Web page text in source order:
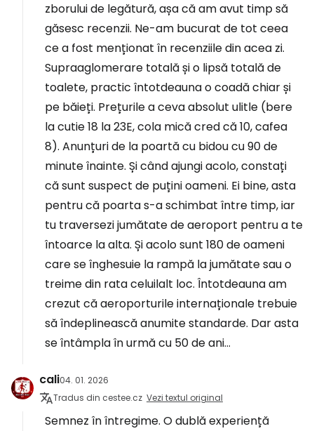
zborului de legătură, așa că am avut timp să
găsesc recenzii. Ne-am bucurat de tot ceea
ce a fost menționat în recenziile din acea zi.
Supraaglomerare totală și o lipsă totală de
toalete, practic întotdeauna o coadă chiar și
pe băieți. Prețurile a ceva absolut ulitle (bere
la cutie 18 la 23E, cola mică cred că 10, cafea
8). Anunțuri de la poartă cu bidou cu 90 de
minute înainte. Și când ajungi acolo, constați
că sunt suspect de puțini oameni. Ei bine, asta
pentru că poarta s-a schimbat între timp, iar
tu traversezi jumătate de aeroport pentru a te
întoarce la alta. Și acolo sunt 180 de oameni
care se înghesuie la rampă la jumătate sau o
treime din rata celuilalt loc. Întotdeauna am
crezut că aeroporturile internaționale trebuie
să îndeplinească anumite standarde. Dar asta
se întâmpla în urmă cu 50 de ani...
cali04. 01. 2026
Tradus din cestee.cz Vezi textul original
Semnez în întregime. O dublă experiență